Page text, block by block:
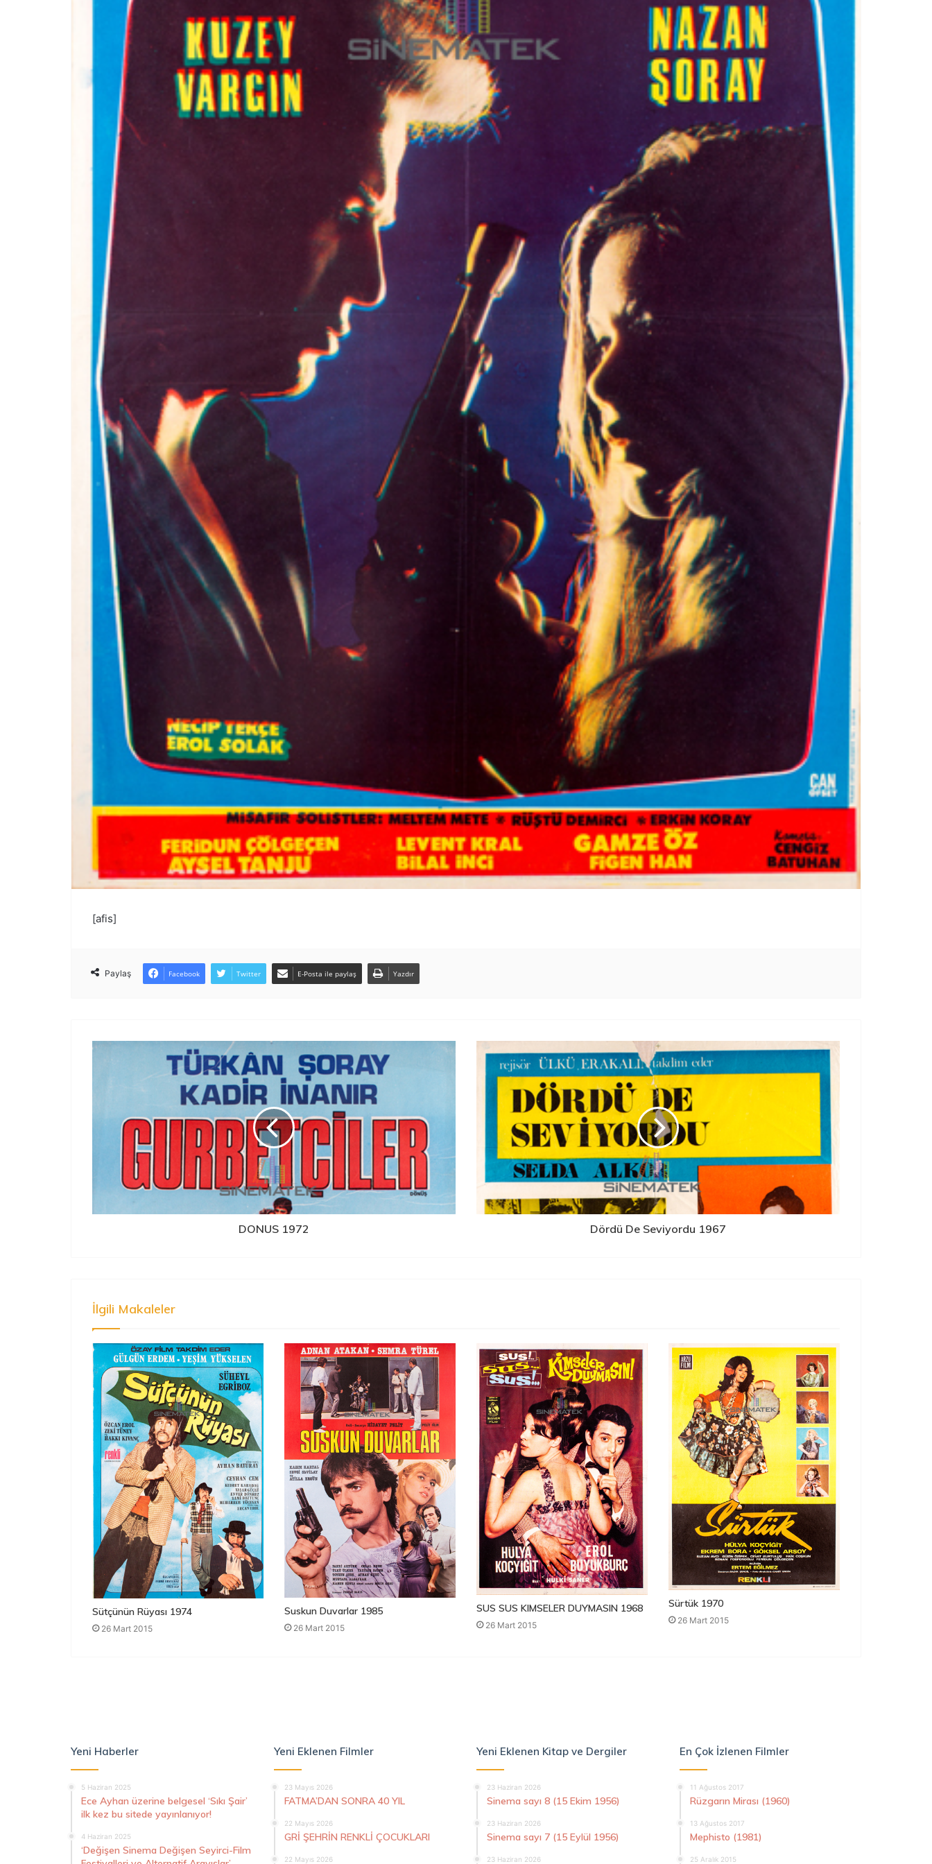
[afis]
Paylaş Facebook Twitter E-Posta ile paylaş Yazdır
DONUS 1972 Dördü De Seviyordu 1967
İlgili Makaleler
Sütçünün Rüyası 1974
26 Mart 2015
Suskun Duvarlar 1985
26 Mart 2015
SUS SUS KIMSELER DUYMASIN 1968
26 Mart 2015
Sürtük 1970
26 Mart 2015
Yeni Haberler
5 Haziran 2025
Ece Ayhan üzerine belgesel ‘Sıkı Şair’
ilk kez bu sitede yayınlanıyor!
4 Haziran 2025
‘Değişen Sinema Değişen Seyirci-Film
Yeni Eklenen Filmler
23 Mayıs 2026
FATMA’DAN SONRA 40 YIL
22 Mayıs 2026
GRİ ŞEHRİN RENKLİ ÇOCUKLARI
22 Mayıs 2026
Yeni Eklenen Kitap ve Dergiler
23 Haziran 2026
Sinema sayı 8 (15 Ekim 1956)
23 Haziran 2026
Sinema sayı 7 (15 Eylül 1956)
23 Haziran 2026
En Çok İzlenen Filmler
11 Ağustos 2017
Rüzgarın Mirası (1960)
13 Ağustos 2017
Mephisto (1981)
25 Aralık 2015